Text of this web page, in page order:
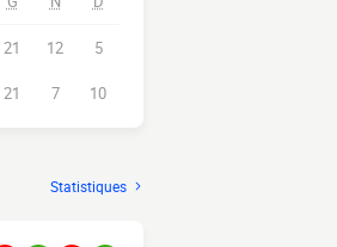
21 12 5
21 7 10
Statistiques